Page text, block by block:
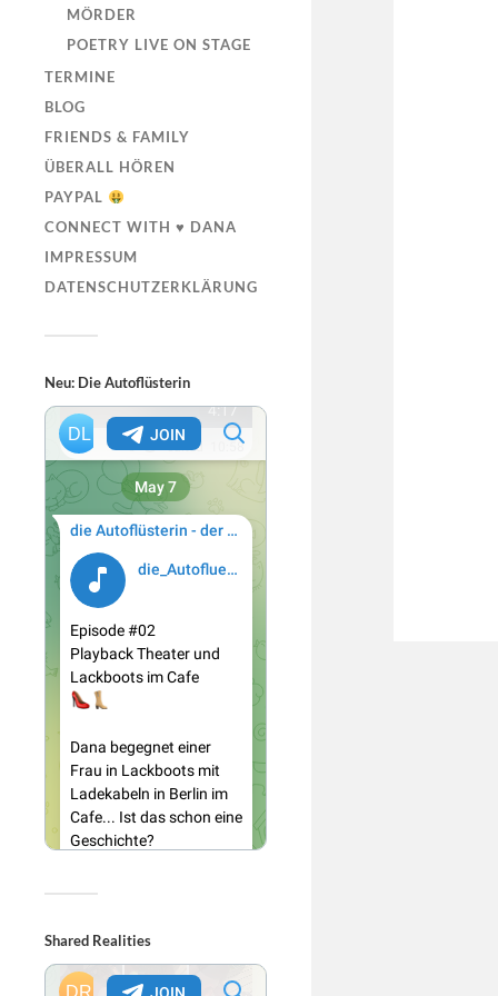
MÖRDER
POETRY LIVE ON STAGE
TERMINE
BLOG
FRIENDS & FAMILY
ÜBERALL HÖREN
PAYPAL
CONNECT WITH ♥ DANA
IMPRESSUM
DATENSCHUTZERKLÄRUNG
Neu: Die Autoflüsterin
Shared Realities